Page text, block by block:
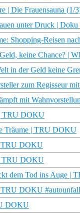
| Die Frauensauna (1/
unter Druck |
Shopping-Reisen
keine Chance? |
in der Geld keine
zum Regisseur
mit
TRU DOKU
Träume | TRU DOKU
TRU DOKU
| TRU DOKU
dem Tod ins Auge |
DOKU
DOKU